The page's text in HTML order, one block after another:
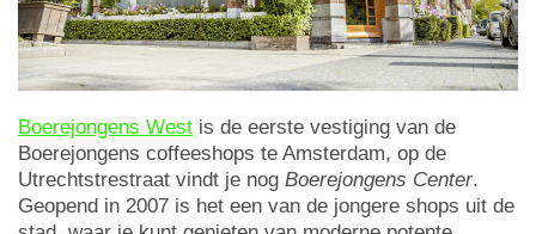
Boerejongens West is de eerste vestiging van de
Boerejongens coffeeshops te Amsterdam, op de
Utrechtstrestraat vindt je nog Boerejongens Center.
Geopend in 2007 is het een van de jongere shops uit de